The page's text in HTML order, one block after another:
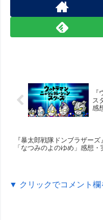
ス
感
『暴太郎戦隊ドンブラザーズ
「なつみのよのゆめ」感想・
▼ クリックでコメント欄